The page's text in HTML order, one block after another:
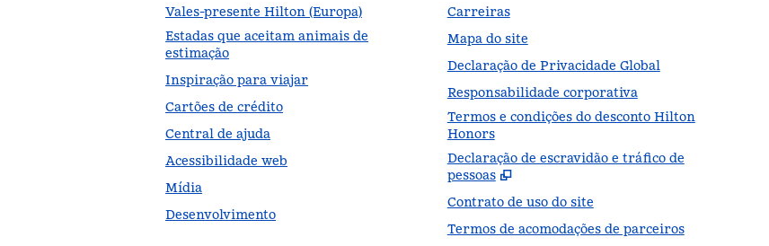
Vales-presente Hilton (Europa)
Estadas que aceitam animais de
estimação
Inspiração para viajar
Cartões de crédito
Central de ajuda
Acessibilidade web
Mídia
Desenvolvimento
Carreiras
Mapa do site
Declaração de Privacidade Global
Responsabilidade corporativa
Termos e condições do desconto Hilton
Honors
Declaração de escravidão e tráfico de
pessoas
Contrato de uso do site
Termos de acomodações de parceiros